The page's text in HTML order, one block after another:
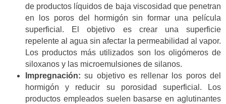
de productos líquidos de baja viscosidad que penetran
en los poros del hormigón sin formar una película
superficial. El objetivo es crear una superficie
repelente al agua sin afectar la permeabilidad al vapor.
Los productos más utilizados son los oligómeros de
siloxanos y las microemulsiones de silanos.
Impregnación: su objetivo es rellenar los poros del
hormigón y reducir su porosidad superficial. Los
productos empleados suelen basarse en aglutinantes